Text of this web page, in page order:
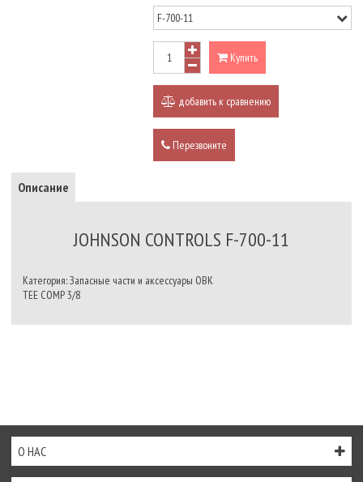
Купить
добавить к сравнению
Перезвоните
Описание
JOHNSON CONTROLS F-700-11
Категория: Запасные части и аксессуары ОВК
TEE COMP 3/8
О НАС